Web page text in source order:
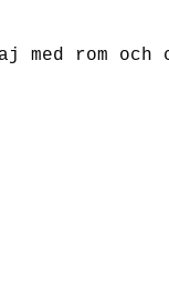
med rom och